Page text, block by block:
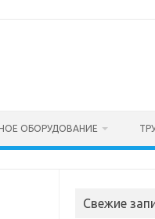
ОБОРУДОВАНИЕ
Свежие